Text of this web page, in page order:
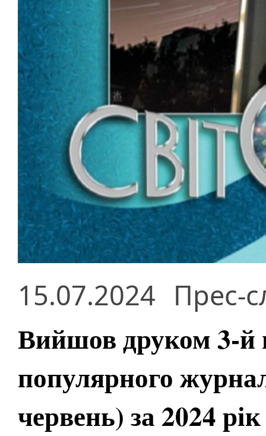
15.07.2024 Прес-
Вийшов друком 3-й
популярного
червень) за 2024 рік